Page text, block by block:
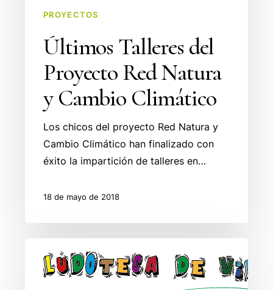
PROYECTOS
Últimos Talleres del
Proyecto Red Natura
y Cambio Climático
Los chicos del proyecto Red Natura y
Cambio Climático han finalizado con
éxito la impartición de talleres en…
18 de mayo de 2018
proyecto